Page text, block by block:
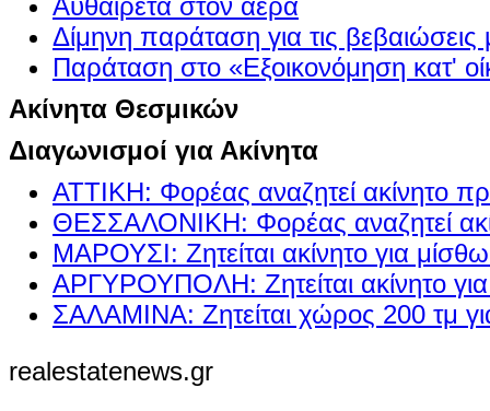
Δίμηνη παράταση για τις βεβαιώσεις
Παράταση στο «Εξοικονόμηση κατ'
Ακίνητα Θεσμικών
Διαγωνισμοί για Ακίνητα
ΑΤΤΙΚΗ: Φορέας αναζητεί ακίνητο
ΘΕΣΣΑΛΟΝΙΚΗ: Φορέας αναζητεί
ΜΑΡΟΥΣΙ: Ζητείται ακίνητο για
ΑΡΓΥΡΟΥΠΟΛΗ: Ζητείται ακίνητο
ΣΑΛΑΜΙΝΑ: Ζητείται χώρος 200 τμ
realestatenews.gr